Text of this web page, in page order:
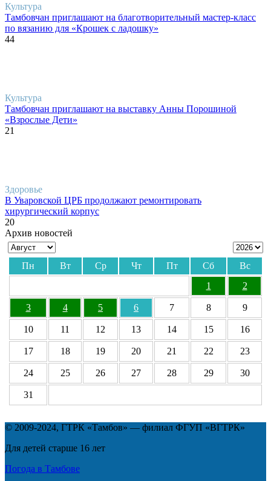
Культура
Тамбовчан приглашают на благотворительный мастер-класс
по вязанию для «Крошек с ладошку»
44
Культура
Тамбовчан приглашают на выставку Анны Порошиной
«Взрослые Дети»
21
Здоровье
В Уваровской ЦРБ продолжают ремонтировать
хирургический корпус
20
Архив новостей
Пн Вт Ср Чт Пт Сб
Вс
1
2
3 4 5 6 7 8 9
10 11 12 13 14 15 16
17 18 19 20 21 22 23
24 25 26 27 28 29 30
31
© 2009-2024, ГТРК «Тамбов» — филиал ФГУП «ВГТРК»
Для детей старше 16 лет
Погода в Тамбове